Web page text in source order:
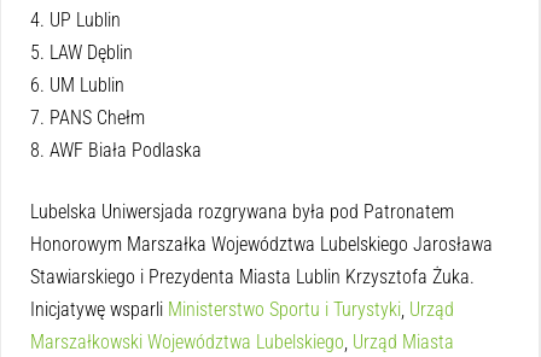
4. UP Lublin
5. LAW Dęblin
6. UM Lublin
7. PANS Chełm
8. AWF Biała Podlaska
Lubelska Uniwersjada rozgrywana była pod Patronatem
Honorowym Marszałka Województwa Lubelskiego Jarosława
Stawiarskiego i Prezydenta Miasta Lublin Krzysztofa Żuka.
Inicjatywę wsparli Ministerstwo Sportu i Turystyki, Urząd
Marszałkowski Województwa Lubelskiego, Urząd Miasta